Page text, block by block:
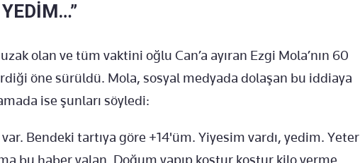
olan ve tüm vaktini oğlu Can’a ayıran Ezgi Mola’nın 60
öne sürüldü. Mola, sosyal medyada dolaşan bu iddiaya
ise şunları söyledi:
Bendeki tartıya göre +14'üm. Yiyesim vardı, yedim. Yeter